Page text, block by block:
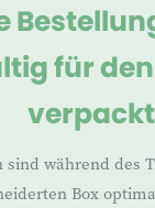
für
sind während des
Box